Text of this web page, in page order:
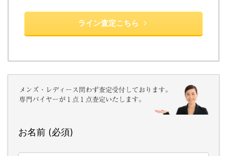
ライン査定こちら
お名前 (必須)